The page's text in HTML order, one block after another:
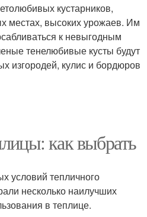
кустарников,
местах, высоких урожаев. Им
к невыгодным
тенелюбивые кусты будут
изгородей, кулис и бордюров
как выбрать
условий тепличного
несколько наилучших
в теплице.